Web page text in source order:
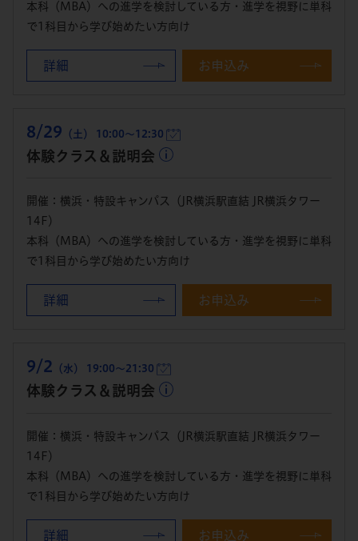
本科（MBA）への進学を検討している方・進学を視野に単科
で1科目から学び始めたい方向け
詳細 お申込み
8/29 （土） 10:00～12:30
体験クラス＆説明会
開催：横浜・特設キャンパス（JR横浜駅直結 JR横浜タワー
14F）
本科（MBA）への進学を検討している方・進学を視野に単科
で1科目から学び始めたい方向け
詳細 お申込み
9/2 （水） 19:00～21:30
体験クラス＆説明会
開催：横浜・特設キャンパス（JR横浜駅直結 JR横浜タワー
14F）
本科（MBA）への進学を検討している方・進学を視野に単科
で1科目から学び始めたい方向け
詳細 お申込み